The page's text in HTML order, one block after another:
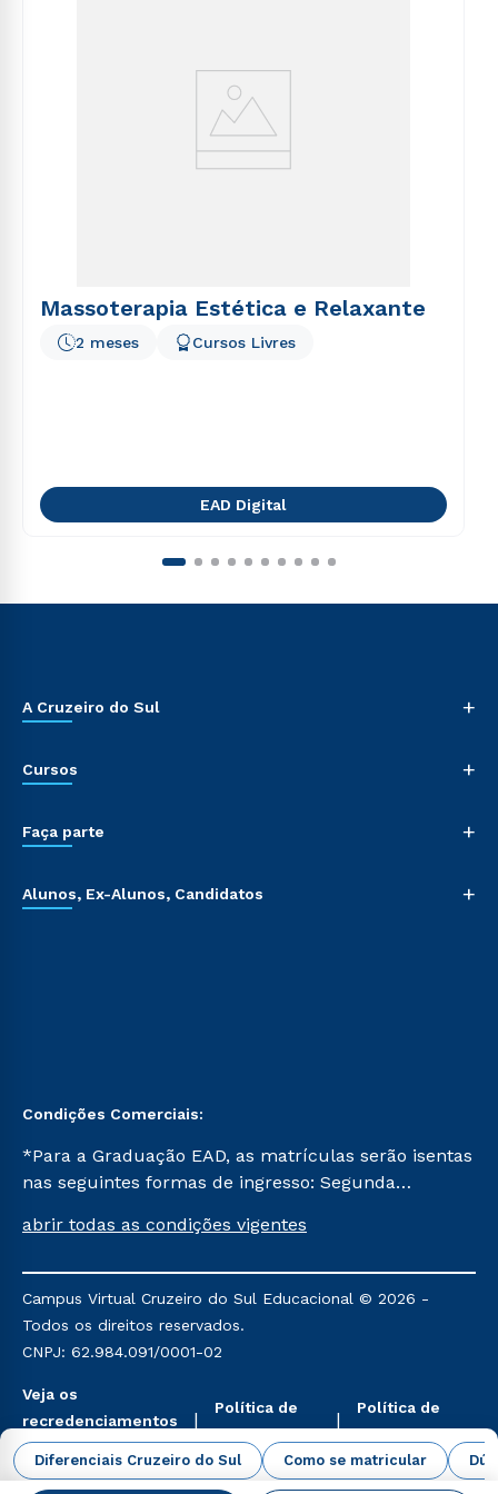
Diferenciais Cruzeiro do Sul Como se matricular
Massoterapia Estética e Relaxante
2 meses Cursos Livres
EAD Digital
A Cruzeiro do Sul +
Cursos +
Faça parte +
Alunos, Ex-Alunos, Candidatos +
Condições Comerciais:
*Para a Graduação EAD, as matrículas serão isentas
nas seguintes formas de ingresso: Segunda
Já para as demais, a taxa de matrícula será de R$
mencionadas são referentes aos cursos: Ensino
Religioso, Geografia para a Docência e Metodologia
do Ensino de História: Questões Atuais.
abrir todas as condições vigentes
Campus Virtual Cruzeiro do Sul Educacional © 2026 -
Todos os direitos reservados.
CNPJ: 62.984.091/0001-02
Veja os
recredenciamentos
aqui
Política de
Privacidade
Política de
Cookies